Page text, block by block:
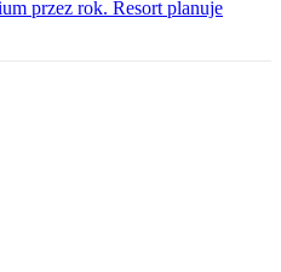
przez rok. Resort planuje